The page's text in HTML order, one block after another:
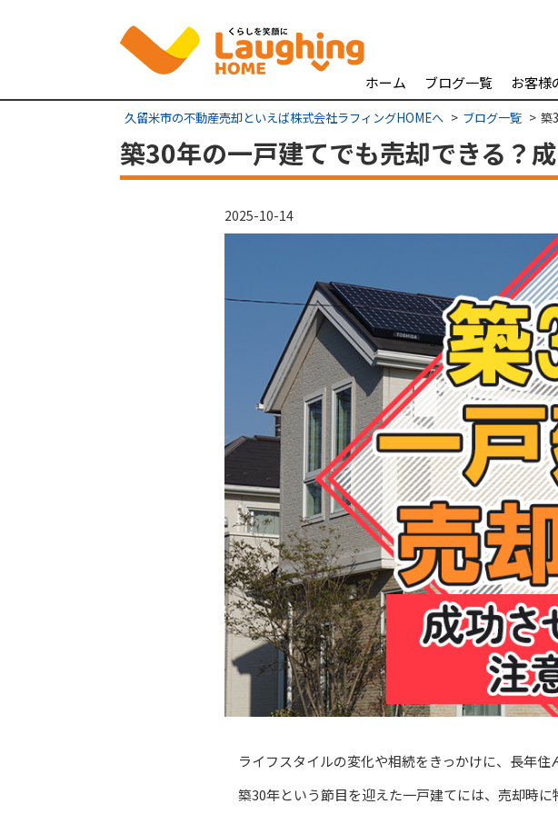
ホーム ブログ一覧 お客様
久留米市の不動産売却といえば株式会社ラフィングHOMEへ ブログ一覧 築
築30年の一戸建てでも売却できる？
2025-10-14
ライフスタイルの変化や相続をきっかけに、長年
築30年という節目を迎えた一戸建てには、売却時に